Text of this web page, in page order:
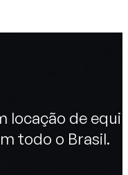
locação de
todo o Brasil.